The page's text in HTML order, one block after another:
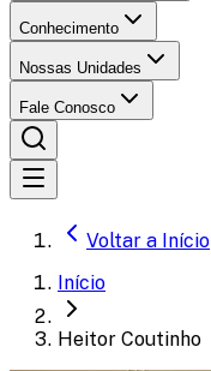
Conhecimento
Nossas Unidades
Fale Conosco
Voltar a Início
Início
Heitor Coutinho